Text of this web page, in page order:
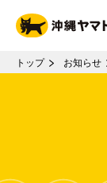
トップ お知らせ